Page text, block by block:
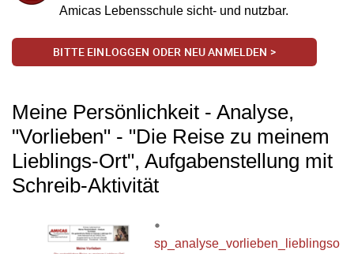
Amicas Lebensschule sicht- und nutzbar.
BITTE EINLOGGEN ODER NEU ANMELDEN >
Meine Persönlichkeit - Analyse,
"Vorlieben" - "Die Reise zu meinem
Lieblings-Ort", Aufgabenstellung mit
Schreib-Aktivität
sp_analyse_vorlieben_lieblingso